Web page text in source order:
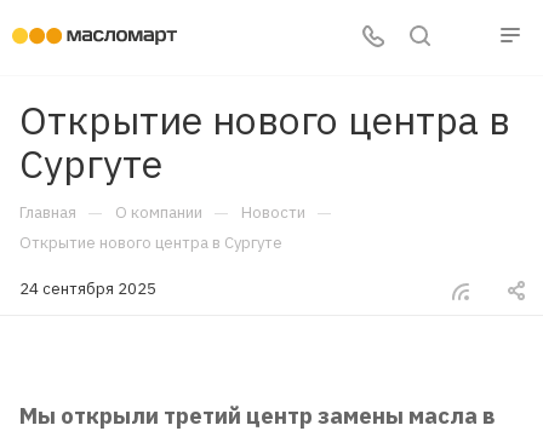
Открытие нового центра в
Сургуте
Главная — О компании — Новости —
Открытие нового центра в Сургуте
24 сентября 2025
Мы открыли третий центр замены масла в